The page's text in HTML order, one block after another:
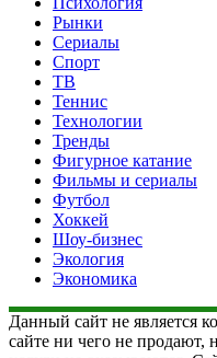
Рынки
Сериалы
Спорт
ТВ
Теннис
Технологии
Тренды
Фигурное катание
Фильмы и сериалы
Футбол
Хоккей
Шоу-бизнес
Экология
Экономика
Данный сайт не является
сайте ни чего не продают,